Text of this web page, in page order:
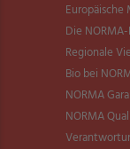
Die
Regionale
Bio bei
NORMA
NORMA